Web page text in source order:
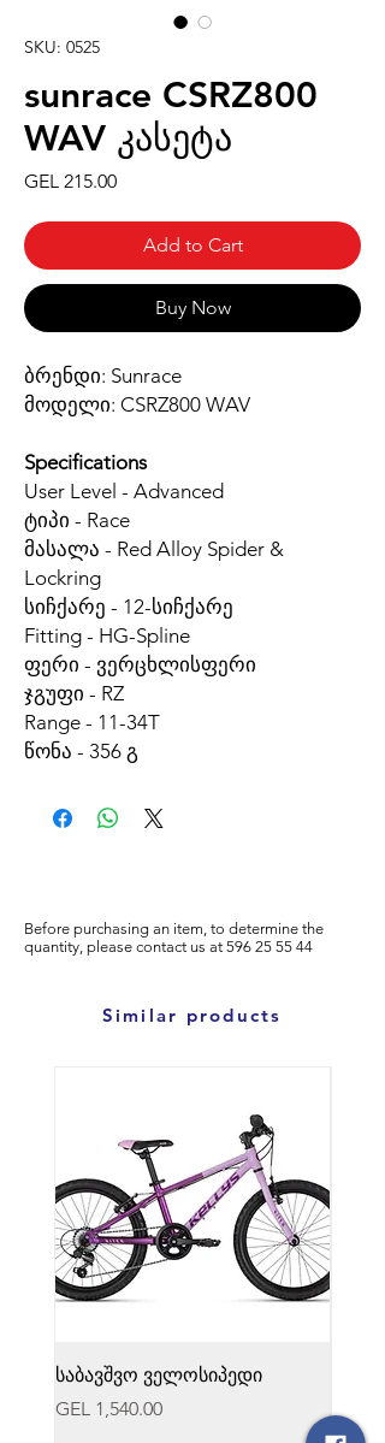
SKU: 0525
sunrace CSRZ800
WAV კასეტა
GEL 215.00Price
Add to Cart
Buy Now
ბრენდი: Sunrace
მოდელი: CSRZ800 WAV
Specifications
User Level - Advanced
ტიპი - Race
მასალა - Red Alloy Spider &
Lockring
სიჩქარე - 12-სიჩქარე
Fitting - HG-Spline
ფერი - ვერცხლისფერი
ჯგუფი - RZ
Range - 11-34T
წონა - 356 გ
Before purchasing an item, to determine the
quantity, please contact us at 596 25 55 44
Similar products
საბავშვო ველოსიპედი
Price
GEL 1,540.00 GEL